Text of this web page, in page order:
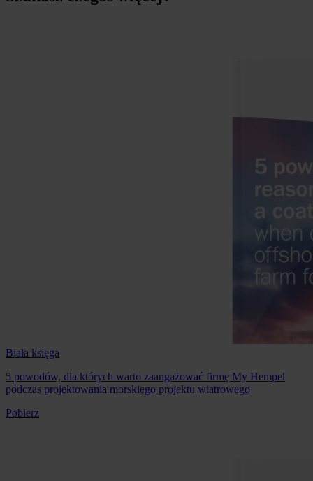
Biała księga
5 powodów, dla których warto zaangażować firmę My Hempel
podczas projektowania morskiego projektu wiatrowego
Pobierz